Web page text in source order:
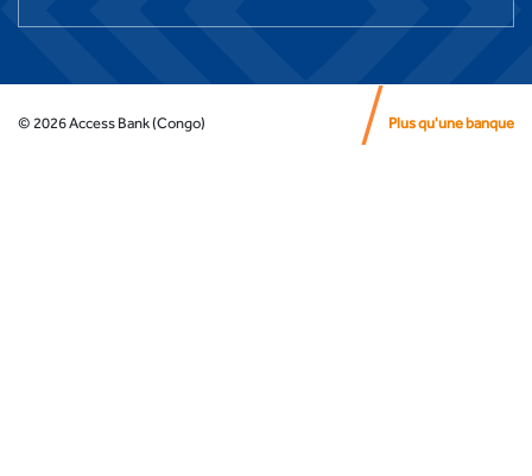
© 2026Access Bank (Congo) Plus qu'une banque